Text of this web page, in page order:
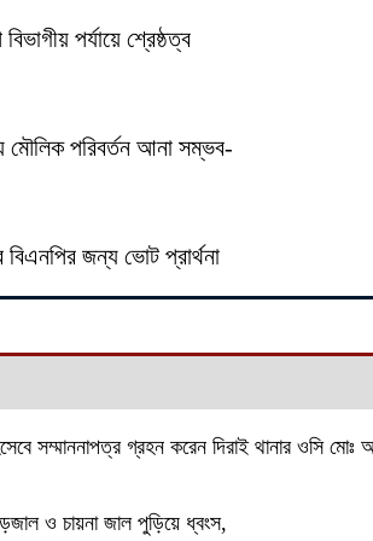
পর্যায়ে শ্রেষ্ঠত্ব
মৌলিক পরিবর্তন আনা সম্ভব-
জন্য ভোট প্রার্থনা
সম্মাননাপত্র গ্রহন করেন দিরাই থানার ওসি
ও চায়না জাল পুড়িয়ে ধ্বংস,